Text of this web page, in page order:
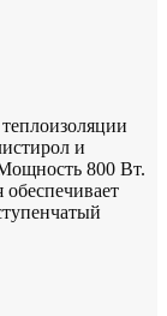
и
800 Вт.